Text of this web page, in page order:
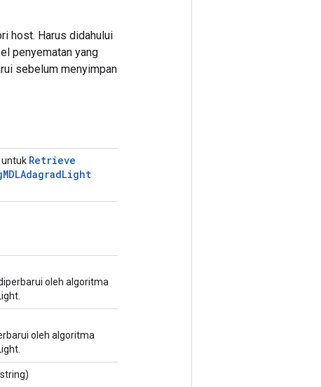
host. Harus didahului
penyematan yang
sebelum menyimpan
Retrieve
MDLAdagradLight
oleh algoritma
oleh algoritma